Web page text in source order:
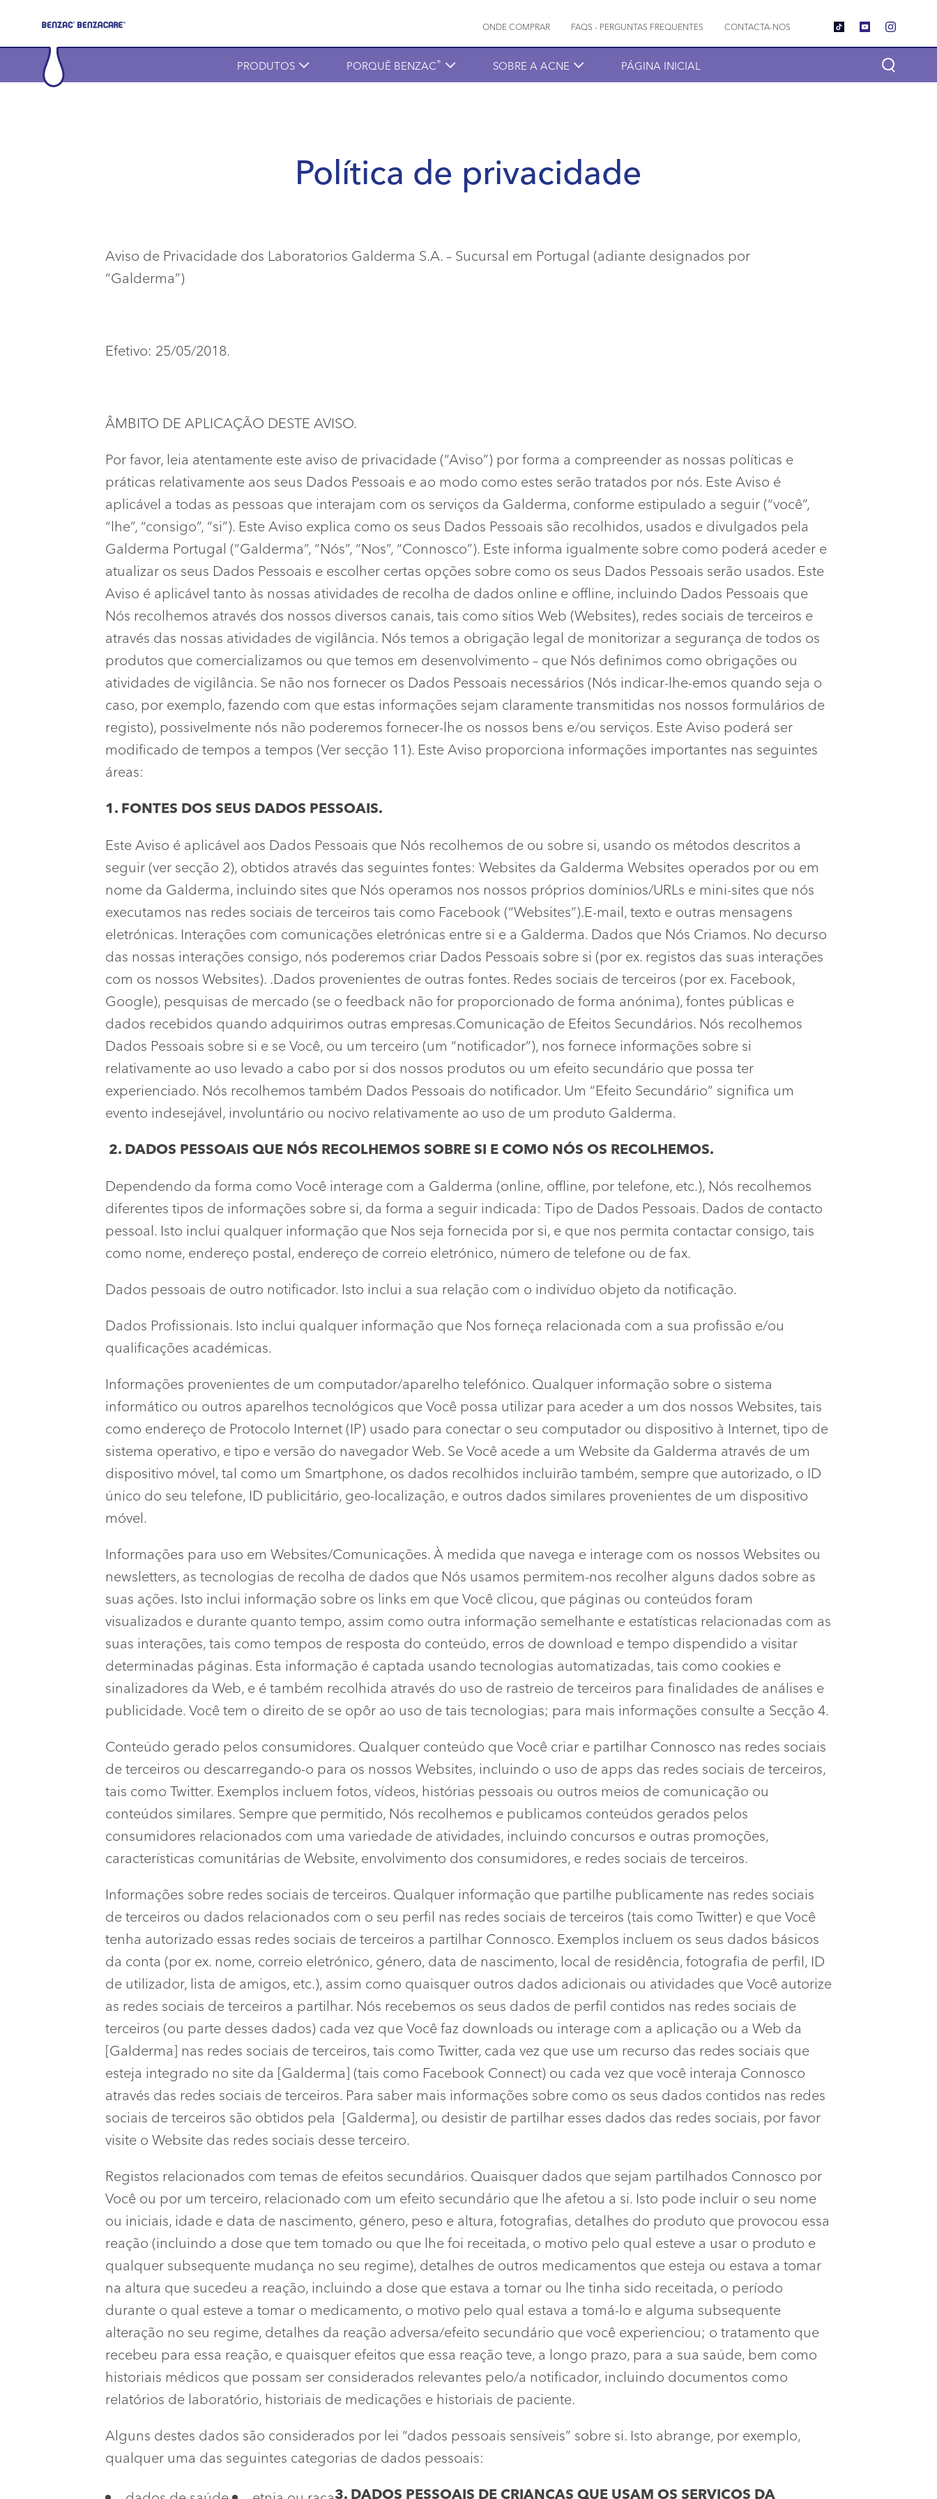
Info menu
ONDE COMPRAR FAQS - PERGUNTAS FREQUENTES CONTACTA-NOS
Main navigation PRODUTOS PORQUÊ BENZAC® SOBRE A ACNE PÁGINA INICIAL
Política de privacidade
Aviso de Privacidade dos Laboratorios Galderma S.A. – Sucursal em Portugal (adiante designados por
“Galderma”)
Efetivo: 25/05/2018.
ÂMBITO DE APLICAÇÃO DESTE AVISO.
Por favor, leia atentamente este aviso de privacidade (“Aviso”) por forma a compreender as nossas políticas e
práticas relativamente aos seus Dados Pessoais e ao modo como estes serão tratados por nós. Este Aviso é
aplicável a todas as pessoas que interajam com os serviços da Galderma, conforme estipulado a seguir (“você”,
“lhe”, “consigo”, “si”). Este Aviso explica como os seus Dados Pessoais são recolhidos, usados e divulgados pela
Galderma Portugal (“Galderma”, “Nós”, “Nos”, “Connosco”). Este informa igualmente sobre como poderá aceder e
atualizar os seus Dados Pessoais e escolher certas opções sobre como os seus Dados Pessoais serão usados. Este
Aviso é aplicável tanto às nossas atividades de recolha de dados online e offline, incluindo Dados Pessoais que
Nós recolhemos através dos nossos diversos canais, tais como sítios Web (Websites), redes sociais de terceiros e
através das nossas atividades de vigilância. Nós temos a obrigação legal de monitorizar a segurança de todos os
produtos que comercializamos ou que temos em desenvolvimento – que Nós definimos como obrigações ou
atividades de vigilância. Se não nos fornecer os Dados Pessoais necessários (Nós indicar-lhe-emos quando seja o
caso, por exemplo, fazendo com que estas informações sejam claramente transmitidas nos nossos formulários de
registo), possivelmente nós não poderemos fornecer-lhe os nossos bens e/ou serviços. Este Aviso poderá ser
modificado de tempos a tempos (Ver secção 11). Este Aviso proporciona informações importantes nas seguintes
áreas:
1. FONTES DOS SEUS DADOS PESSOAIS.
Este Aviso é aplicável aos Dados Pessoais que Nós recolhemos de ou sobre si, usando os métodos descritos a
seguir (ver secção 2), obtidos através das seguintes fontes: Websites da Galderma Websites operados por ou em
nome da Galderma, incluindo sites que Nós operamos nos nossos próprios domínios/URLs e mini-sites que nós
executamos nas redes sociais de terceiros tais como Facebook (“Websites”).E-mail, texto e outras mensagens
eletrónicas. Interações com comunicações eletrónicas entre si e a Galderma. Dados que Nós Criamos. No decurso
das nossas interações consigo, nós poderemos criar Dados Pessoais sobre si (por ex. registos das suas interações
com os nossos Websites). .Dados provenientes de outras fontes. Redes sociais de terceiros (por ex. Facebook,
Google), pesquisas de mercado (se o feedback não for proporcionado de forma anónima), fontes públicas e
dados recebidos quando adquirimos outras empresas.Comunicação de Efeitos Secundários. Nós recolhemos
Dados Pessoais sobre si e se Você, ou um terceiro (um “notificador”), nos fornece informações sobre si
relativamente ao uso levado a cabo por si dos nossos produtos ou um efeito secundário que possa ter
experienciado. Nós recolhemos também Dados Pessoais do notificador. Um “Efeito Secundário” significa um
evento indesejável, involuntário ou nocivo relativamente ao uso de um produto Galderma.
2. DADOS PESSOAIS QUE NÓS RECOLHEMOS SOBRE SI E COMO NÓS OS RECOLHEMOS.
Dependendo da forma como Você interage com a Galderma (online, offline, por telefone, etc.), Nós recolhemos
diferentes tipos de informações sobre si, da forma a seguir indicada: Tipo de Dados Pessoais. Dados de contacto
pessoal. Isto inclui qualquer informação que Nos seja fornecida por si, e que nos permita contactar consigo, tais
como nome, endereço postal, endereço de correio eletrónico, número de telefone ou de fax.
Dados pessoais de outro notificador. Isto inclui a sua relação com o indivíduo objeto da notificação.
Dados Profissionais. Isto inclui qualquer informação que Nos forneça relacionada com a sua profissão e/ou
qualificações académicas.
Informações provenientes de um computador/aparelho telefónico. Qualquer informação sobre o sistema
informático ou outros aparelhos tecnológicos que Você possa utilizar para aceder a um dos nossos Websites, tais
como endereço de Protocolo Internet (IP) usado para conectar o seu computador ou dispositivo à Internet, tipo de
sistema operativo, e tipo e versão do navegador Web. Se Você acede a um Website da Galderma através de um
dispositivo móvel, tal como um Smartphone, os dados recolhidos incluirão também, sempre que autorizado, o ID
único do seu telefone, ID publicitário, geo-localização, e outros dados similares provenientes de um dispositivo
móvel.
Informações para uso em Websites/Comunicações. À medida que navega e interage com os nossos Websites ou
newsletters, as tecnologias de recolha de dados que Nós usamos permitem-nos recolher alguns dados sobre as
suas ações. Isto inclui informação sobre os links em que Você clicou, que páginas ou conteúdos foram
visualizados e durante quanto tempo, assim como outra informação semelhante e estatísticas relacionadas com as
suas interações, tais como tempos de resposta do conteúdo, erros de download e tempo dispendido a visitar
determinadas páginas. Esta informação é captada usando tecnologias automatizadas, tais como cookies e
sinalizadores da Web, e é também recolhida através do uso de rastreio de terceiros para finalidades de análises e
publicidade. Você tem o direito de se opôr ao uso de tais tecnologias; para mais informações consulte a Secção 4.
Conteúdo gerado pelos consumidores. Qualquer conteúdo que Você criar e partilhar Connosco nas redes sociais
de terceiros ou descarregando-o para os nossos Websites, incluindo o uso de apps das redes sociais de terceiros,
tais como Twitter. Exemplos incluem fotos, vídeos, histórias pessoais ou outros meios de comunicação ou
conteúdos similares. Sempre que permitido, Nós recolhemos e publicamos conteúdos gerados pelos
consumidores relacionados com uma variedade de atividades, incluindo concursos e outras promoções,
características comunitárias de Website, envolvimento dos consumidores, e redes sociais de terceiros.
Informações sobre redes sociais de terceiros. Qualquer informação que partilhe publicamente nas redes sociais
de terceiros ou dados relacionados com o seu perfil nas redes sociais de terceiros (tais como Twitter) e que Você
tenha autorizado essas redes sociais de terceiros a partilhar Connosco. Exemplos incluem os seus dados básicos
da conta (por ex. nome, correio eletrónico, género, data de nascimento, local de residência, fotografia de perfil, ID
de utilizador, lista de amigos, etc.), assim como quaisquer outros dados adicionais ou atividades que Você autorize
as redes sociais de terceiros a partilhar. Nós recebemos os seus dados de perfil contidos nas redes sociais de
terceiros (ou parte desses dados) cada vez que Você faz downloads ou interage com a aplicação ou a Web da
[Galderma] nas redes sociais de terceiros, tais como Twitter, cada vez que use um recurso das redes sociais que
esteja integrado no site da [Galderma] (tais como Facebook Connect) ou cada vez que você interaja Connosco
através das redes sociais de terceiros. Para saber mais informações sobre como os seus dados contidos nas redes
sociais de terceiros são obtidos pela [Galderma], ou desistir de partilhar esses dados das redes sociais, por favor
visite o Website das redes sociais desse terceiro.
Registos relacionados com temas de efeitos secundários. Quaisquer dados que sejam partilhados Connosco por
Você ou por um terceiro, relacionado com um efeito secundário que lhe afetou a si. Isto pode incluir o seu nome
ou iniciais, idade e data de nascimento, género, peso e altura, fotografias, detalhes do produto que provocou essa
reação (incluindo a dose que tem tomado ou que lhe foi receitada, o motivo pelo qual esteve a usar o produto e
qualquer subsequente mudança no seu regime), detalhes de outros medicamentos que esteja ou estava a tomar
na altura que sucedeu a reação, incluindo a dose que estava a tomar ou lhe tinha sido receitada, o período
durante o qual esteve a tomar o medicamento, o motivo pelo qual estava a tomá-lo e alguma subsequente
alteração no seu regime, detalhes da reação adversa/efeito secundário que você experienciou; o tratamento que
recebeu para essa reação, e quaisquer efeitos que essa reação teve, a longo prazo, para a sua saúde, bem como
historiais médicos que possam ser considerados relevantes pelo/a notificador, incluindo documentos como
relatórios de laboratório, historiais de medicações e historiais de paciente.
Alguns destes dados são considerados por lei “dados pessoais sensíveis” sobre si. Isto abrange, por exemplo,
qualquer uma das seguintes categorias de dados pessoais:
3. DADOS PESSOAIS DE CRIANÇAS QUE USAM OS SERVIÇOS DA